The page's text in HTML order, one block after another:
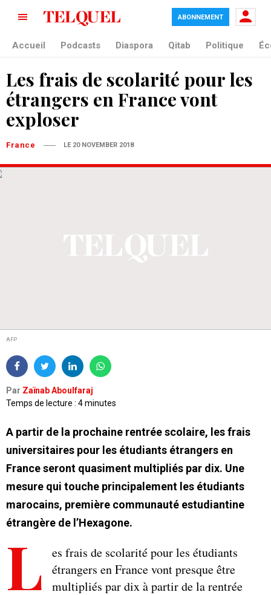
ABONNEMENT
Accueil Podcasts Diaspora Qitab Politique
Les frais de scolarité pour les
étrangers en France vont
exploser
France LE 20 NOVEMBER 2018
AFP
Par Zaïnab Aboulfaraj
Temps de lecture : 4 minutes
A partir de la prochaine rentrée scolaire, les frais
universitaires pour les étudiants étrangers en
France seront quasiment multipliés par dix. Une
mesure qui touche principalement les étudiants
marocains, première communauté estudiantine
étrangère de l’Hexagone.
L
es frais de scolarité pour les étudiants
étrangers en France vont presque être
multipliés par dix à partir de la rentrée